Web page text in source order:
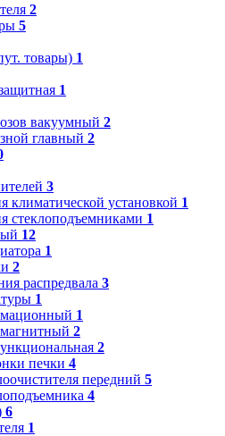
2
5
товары) 1
1
вакуумный 2
главный 2
3
климатической установкой 1
стеклоподъемниками 1
12
1
2
распредвала 3
1
1
2
2
печки 4
передний 5
4
6
1